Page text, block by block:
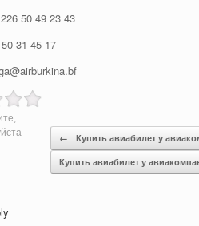
50 49 23 43
31 45 17
←
Купить авиабилет у
Купить авиабилет у